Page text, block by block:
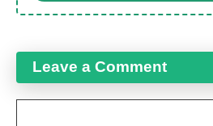
Leave a Comment